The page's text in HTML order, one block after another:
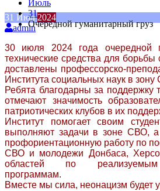
Июль
31
Очередной гуманитарный груз
31 Июл2024
admin
30 июля 2024 года очередной
технические средства для
доставлены профессорско-
Института социальных наук в
Ребята благодарны за поддержку
отмечают значимость
патриотических клубов в их
Институт помогает своим
выполняют задачи в зоне СВО, а
профориентационную работу по
СВО и молодежи Донбаса,
областей по реализуемым
программам.
Вместе мы сила, неонацизм будет